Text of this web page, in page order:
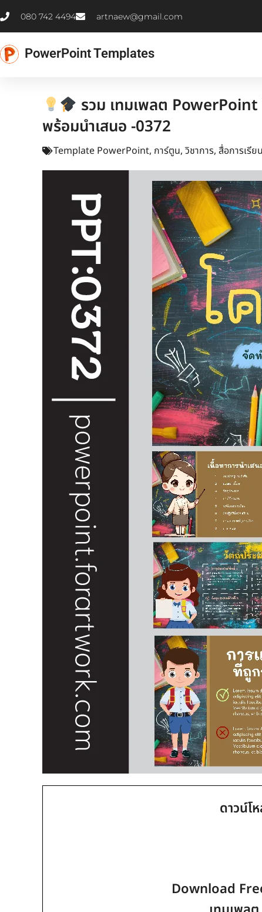
to
080 742 4494 artnaew@gmail.com
PowerPoint Templates
รวม เทมเพลต PowerPoint
พร้อมนำเสนอ -0372
Template PowerPoint, การ์ตูน,วิชาการ, สื่อการเรีย
ดาวน์โ
Download